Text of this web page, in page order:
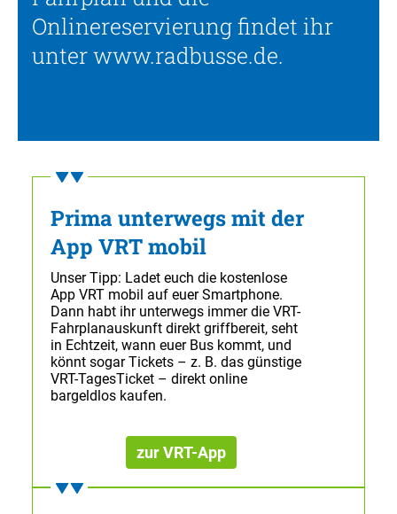
Onlinereservierung findet ihr
unter www.radbusse.de.
Prima unterwegs mit der
App VRT mobil
Unser Tipp: Ladet euch die kostenlose
App VRT mobil auf euer Smartphone.
Dann habt ihr unterwegs immer die VRT-
Fahrplanauskunft direkt griffbereit, seht
in Echtzeit, wann euer Bus kommt, und
könnt sogar Tickets – z. B. das günstige
VRT-TagesTicket – direkt online
bargeldlos kaufen.
zur VRT-App